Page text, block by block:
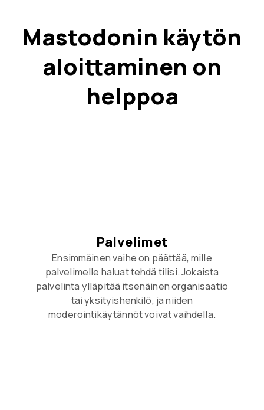
Mastodonin käytön
aloittaminen on
helppoa
Palvelimet
Ensimmäinen vaihe on päättää, mille
palvelimelle haluat tehdä tilisi. Jokaista
palvelinta ylläpitää itsenäinen organisaatio
tai yksityishenkilö, ja niiden
moderointikäytännöt voivat vaihdella.